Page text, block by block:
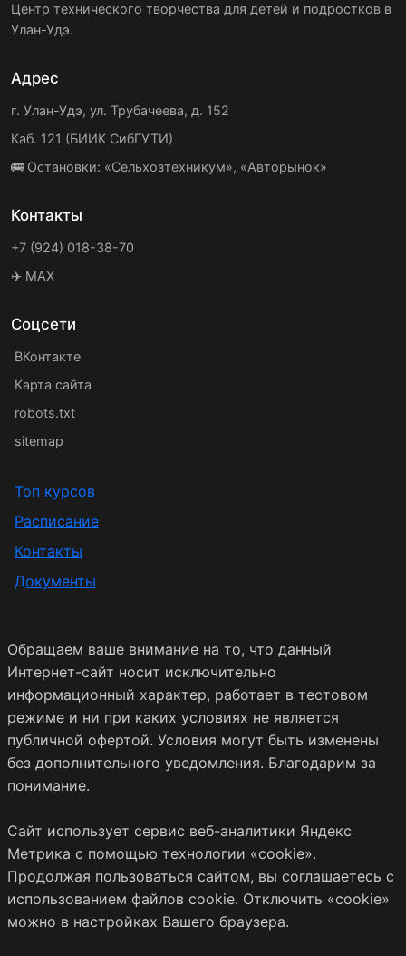
Центр технического творчества для детей и подростков в
Улан-Удэ.
Адрес
г. Улан-Удэ, ул. Трубачеева, д. 152
Каб. 121 (БИИК СибГУТИ)
🚌 Остановки: «Сельхозтехникум», «Авторынок»
Контакты
+7 (924) 018-38-70
✈️ MAX
Соцсети
ВКонтакте
Карта сайта
robots.txt
sitemap
Топ курсов
Расписание
Контакты
Документы
Обращаем ваше внимание на то, что данный
Интернет-сайт носит исключительно
информационный характер, работает в тестовом
режиме и ни при каких условиях не является
публичной офертой. Условия могут быть изменены
без дополнительного уведомления. Благодарим за
понимание.
Сайт использует сервис веб-аналитики Яндекс
Метрика с помощью технологии «cookie».
Продолжая пользоваться сайтом, вы соглашаетесь с
использованием файлов cookie. Отключить «cookie»
можно в настройках Вашего браузера.